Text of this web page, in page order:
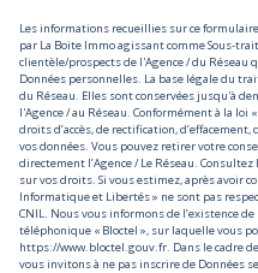
Les informations recueillies sur ce
par La Boite Immo agissant comme Sous-
clientèle/prospects de l'Agence / du Réseau
Données personnelles. La base légale du
du Réseau. Elles sont conservées jusqu'à
l'Agence / au Réseau. Conformément à la
droits d’accès, de rectification,
vos données. Vous pouvez retirer votre
directement l’Agence / Le Réseau. Consultez
sur vos droits. Si vous estimez, après avoir
Informatique et Libertés » ne sont pas
CNIL. Nous vous informons de l’existence
téléphonique « Bloctel », sur laquelle vous
https://www.bloctel.gouv.fr. Dans le cadre
vous invitons à ne pas inscrire de Données